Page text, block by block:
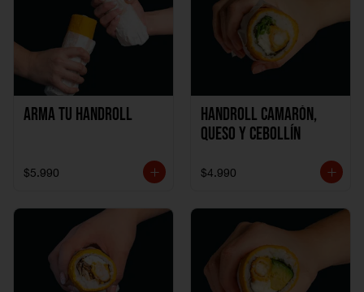
Arma tu handroll
$5.990
Handroll Camarón,
Queso y Cebollín
$4.990